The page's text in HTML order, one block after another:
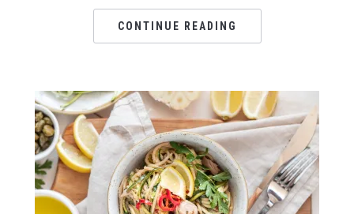
CONTINUE READING